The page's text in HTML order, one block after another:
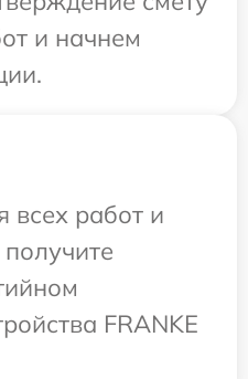
и начнем
всех работ и
FRANKE